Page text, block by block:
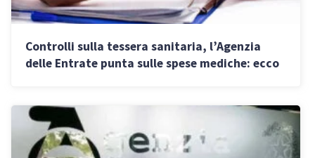
Controlli sulla tessera sanitaria, l’Agenzia
delle Entrate punta sulle spese mediche: ecco